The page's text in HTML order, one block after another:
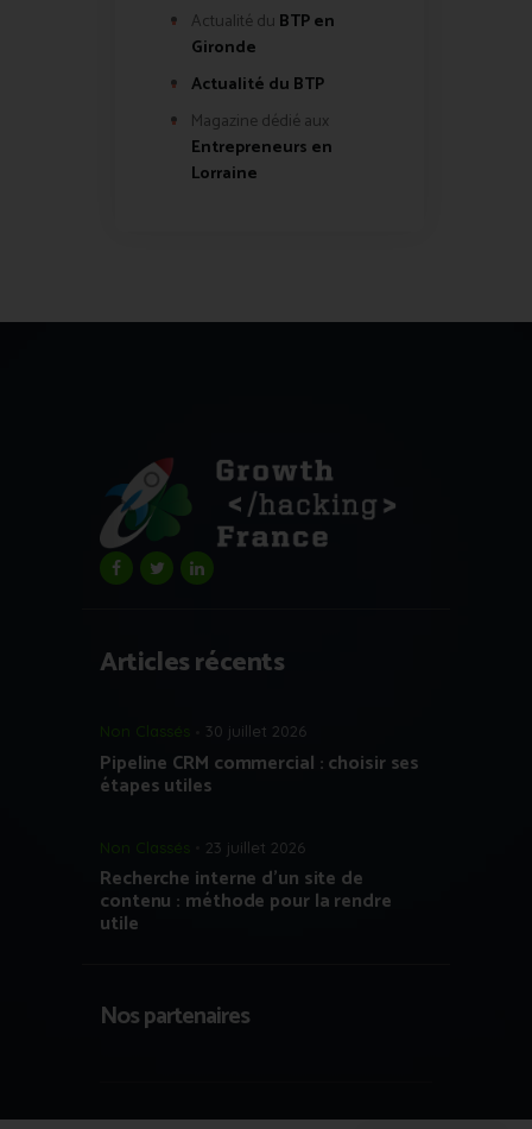
Actualité du BTP en
Gironde
Actualité du BTP
Magazine dédié aux
Entrepreneurs en
Lorraine
Articles récents
Non Classés 30 juillet 2026
Pipeline CRM commercial : choisir ses
étapes utiles
Non Classés 23 juillet 2026
Recherche interne d’un site de
contenu : méthode pour la rendre
utile
Nos partenaires